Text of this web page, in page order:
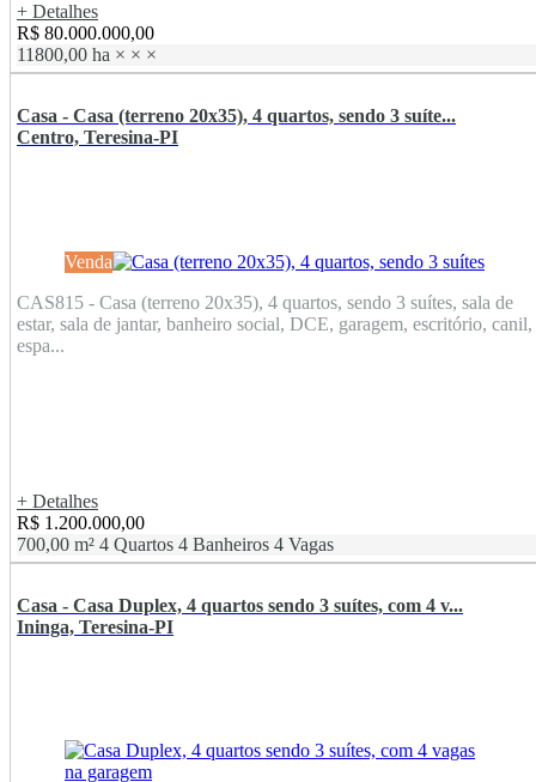
+ Detalhes
R$ 80.000.000,00
11800,00 ha × × ×
Casa - Casa (terreno 20x35), 4 quartos, sendo 3 suíte...
Centro, Teresina-PI
Venda
CAS815 - Casa (terreno 20x35), 4 quartos, sendo 3 suítes, sala de
estar, sala de jantar, banheiro social, DCE, garagem, escritório, canil,
espa...
+ Detalhes
R$ 1.200.000,00
700,00 m² 4 Quartos 4 Banheiros 4 Vagas
Casa - Casa Duplex, 4 quartos sendo 3 suítes, com 4 v...
Ininga, Teresina-PI